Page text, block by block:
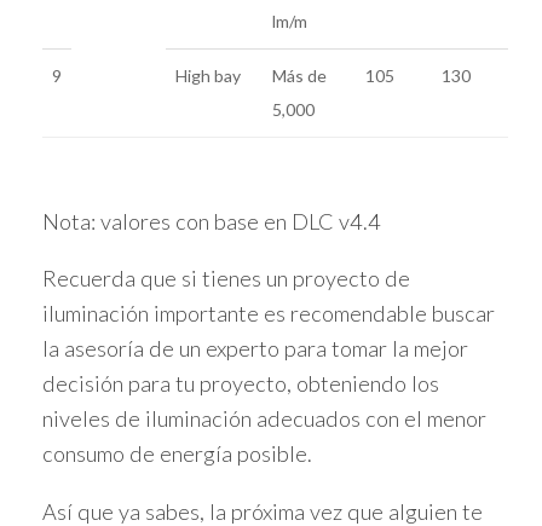
lm/m
9 High bay
Más de
5,000
105 130
Nota: valores con base en DLC v4.4
Recuerda que si tienes un proyecto de
iluminación importante es recomendable buscar
la asesoría de un experto para tomar la mejor
decisión para tu proyecto, obteniendo los
niveles de iluminación adecuados con el menor
consumo de energía posible.
Así que ya sabes, la próxima vez que alguien te